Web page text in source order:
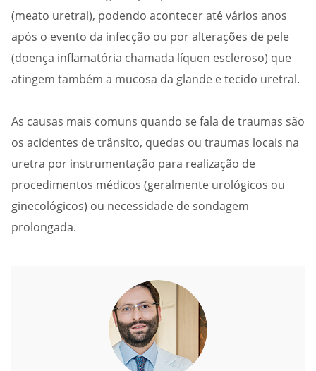
(meato uretral), podendo acontecer até vários anos
após o evento da infecção ou por alterações de pele
(doença inflamatória chamada líquen escleroso) que
atingem também a mucosa da glande e tecido uretral.
As causas mais comuns quando se fala de traumas são
os acidentes de trânsito, quedas ou traumas locais na
uretra por instrumentação para realização de
procedimentos médicos (geralmente urológicos ou
ginecológicos) ou necessidade de sondagem
prolongada.